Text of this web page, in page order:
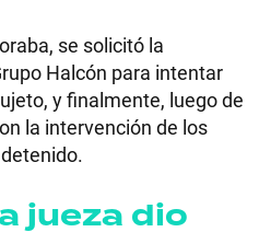
se solicitó la
Halcón para intentar
y finalmente, luego de
la intervención de los
jueza dio